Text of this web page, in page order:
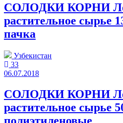
СОЛОДКИ КОРНИ
растительное сырье
пачка
Узбекистан
33
06.07.2018
СОЛОДКИ КОРНИ
растительное сырье
полиэтиленовые